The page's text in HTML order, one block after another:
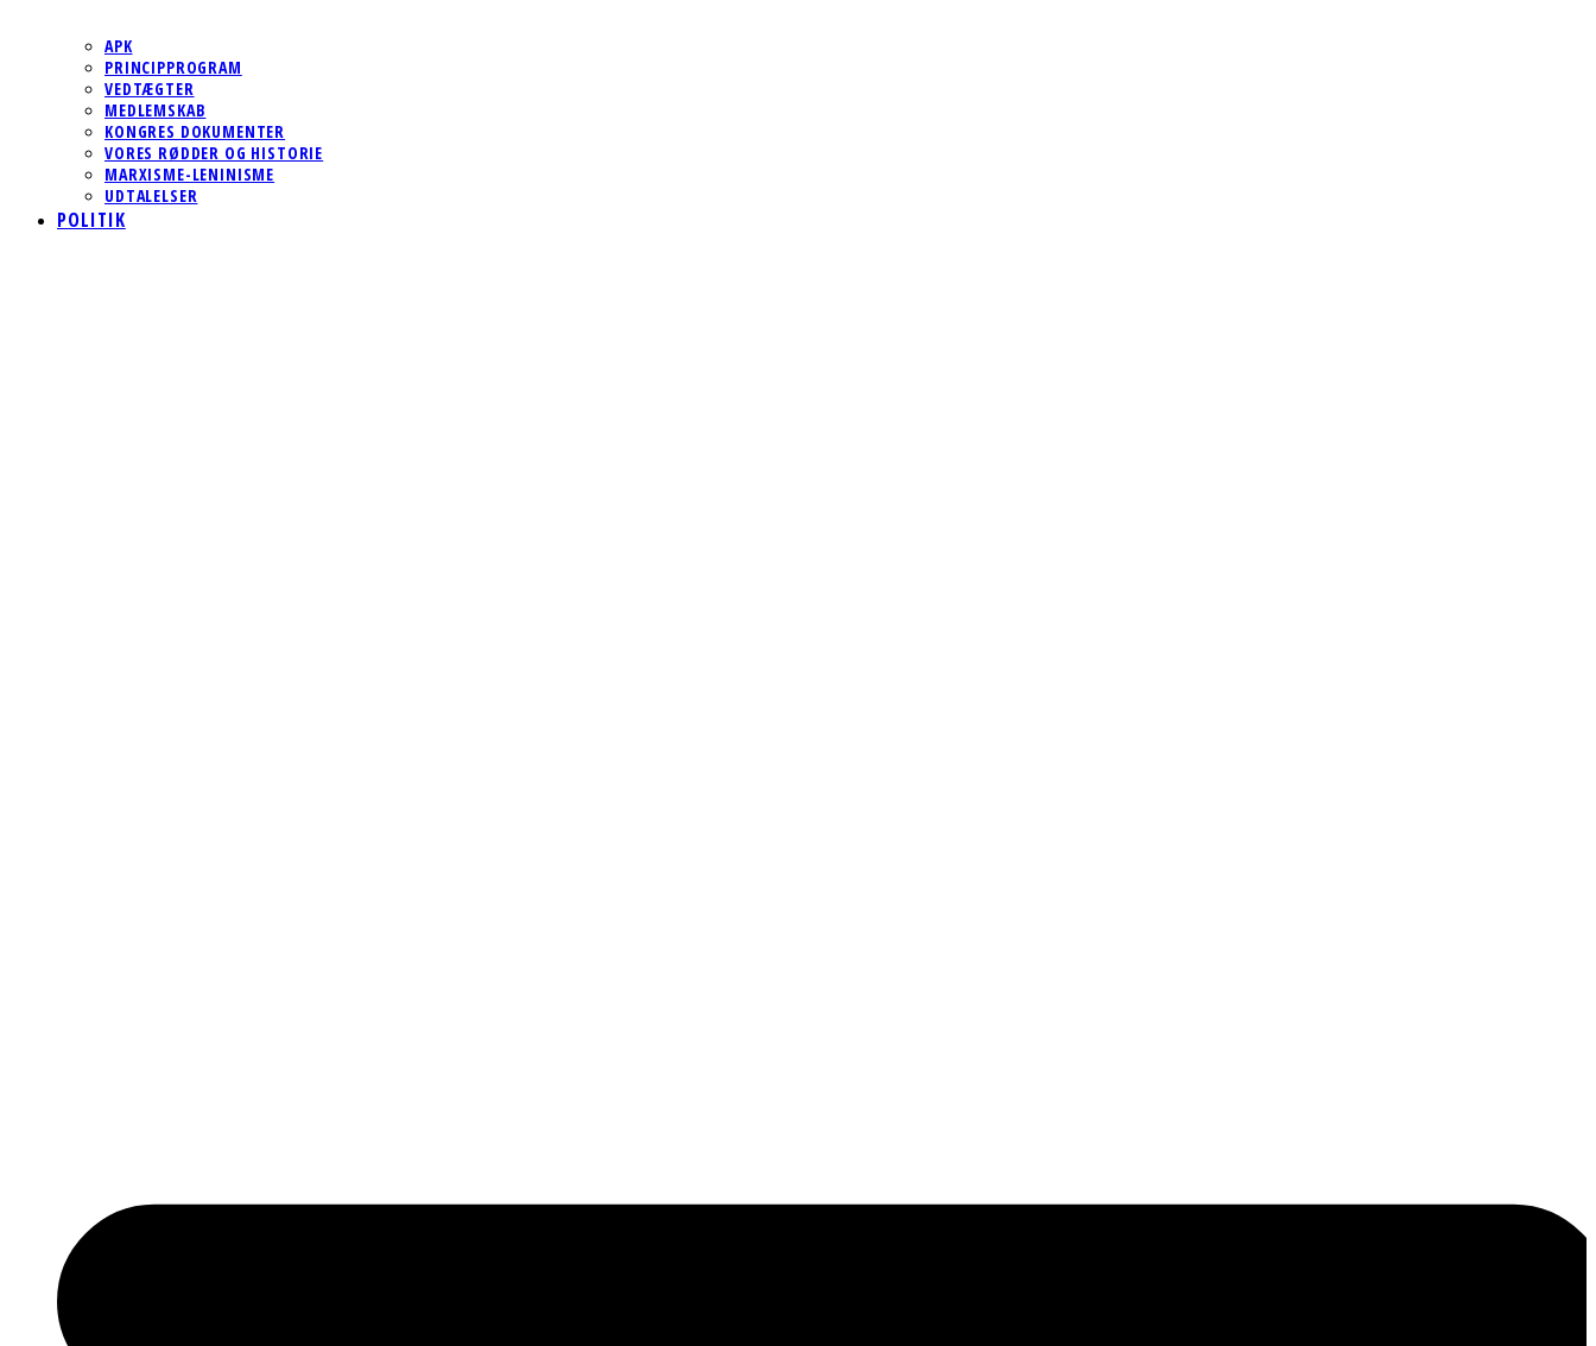
APK
PRINCIPPROGRAM
VEDTÆGTER
MEDLEMSKAB
KONGRES DOKUMENTER
VORES RØDDER OG HISTORIE
MARXISME-LENINISME
UDTALELSER
POLITIK